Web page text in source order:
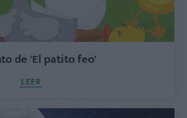
de 'El patito feo'
LEER